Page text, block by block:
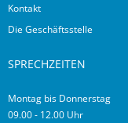
Kontakt
Die Geschäftsstelle
SPRECHZEITEN
Montag bis Donnerstag
09.00 - 12.00 Uhr